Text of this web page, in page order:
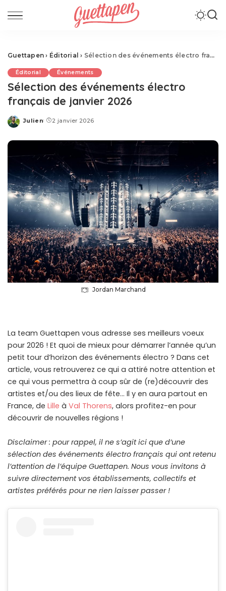
Guettapen › Éditorial › Sélection des événements électro français de janvier 2026
Éditorial Événements
Sélection des événements électro
français de janvier 2026
Posted
Julien 2 janvier 2026
Jordan Marchand
La team Guettapen vous adresse ses meilleurs voeux
pour 2026 ! Et quoi de mieux pour démarrer l’année qu’un
petit tour d’horizon des événements électro ? Dans cet
article, vous retrouverez ce qui a attiré notre attention et
ce qui vous permettra à coup sûr de (re)découvrir des
artistes et/ou des lieux de fête… Il y en aura partout en
France, de Lille à Val Thorens, alors profitez-en pour
découvrir de nouvelles régions !
Disclaimer : pour rappel, il ne s’agit ici que d’une
sélection des événements électro français qui ont retenu
l’attention de l’équipe Guettapen. Nous vous invitons à
suivre directement vos établissements, collectifs et
artistes préférés pour ne rien laisser passer !